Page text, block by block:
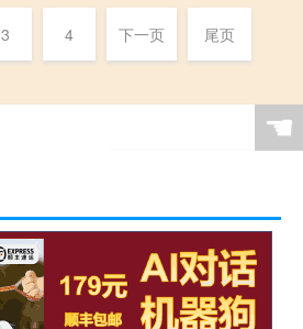
3 4 下一页 尾页
☚